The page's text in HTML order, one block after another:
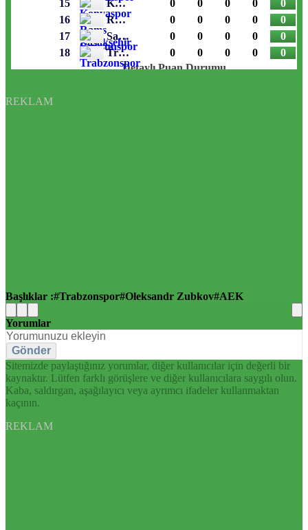
REKLAM
Başlıklar : Trabzonspor Oleksandr Zubkov AEK
Yorumlar
Gönder
Sitemizde paylaştığınız yorumlar, diğer kullanıcılar için değerli bir
kaynaktır. Lütfen farklı görüşlere ve diğer kullanıcılara saygılı olun.
Kaba, saldırgan, aşağılayıcı veya ayrımcı ifadeler kullanmaktan
kaçının.
REKLAM